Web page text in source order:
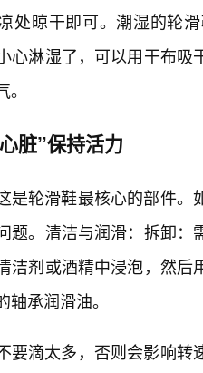
处晾干即可。潮湿的轮
心淋湿了，可以用干布
脏”保持活力
是轮滑鞋最核心的部件
题。清洁与润滑：拆卸
洁剂或酒精中浸泡，然
轴承润滑油。
要滴太多，否则会影响